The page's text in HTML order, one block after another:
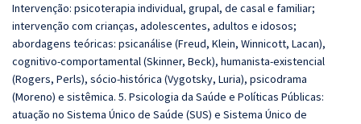
Intervenção: psicoterapia individual, grupal, de casal e familiar;
intervenção com crianças, adolescentes, adultos e idosos;
abordagens teóricas: psicanálise (Freud, Klein, Winnicott, Lacan),
cognitivo-comportamental (Skinner, Beck), humanista-existencial
(Rogers, Perls), sócio-histórica (Vygotsky, Luria), psicodrama
(Moreno) e sistêmica. 5. Psicologia da Saúde e Políticas Públicas:
atuação no Sistema Único de Saúde (SUS) e Sistema Único de